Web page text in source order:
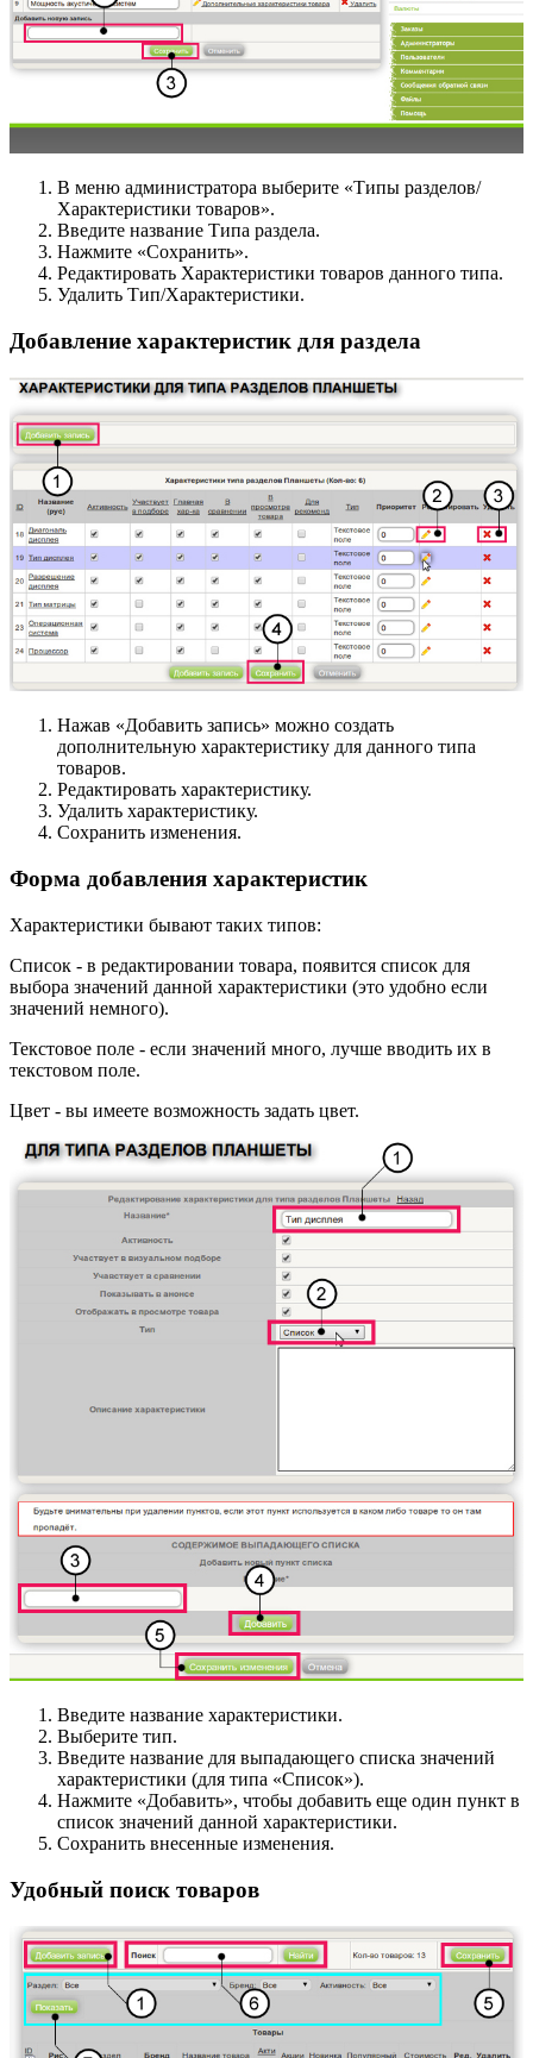
В меню администратора выберите «Типы разделов/
Характеристики товаров».
Введите название Типа раздела.
Нажмите «Сохранить».
Редактировать Характеристики товаров данного типа.
Удалить Тип/Характеристики.
Добавление характеристик для раздела
Нажав «Добавить запись» можно создать
дополнительную характеристику для данного типа
товаров.
Редактировать характеристику.
Удалить характеристику.
Сохранить изменения.
Форма добавления характеристик
Характеристики бывают таких типов:
Список - в редактировании товара, появится список для
выбора значений данной характеристики (это удобно если
значений немного).
Текстовое поле - если значений много, лучше вводить их в
текстовом поле.
Цвет - вы имеете возможность задать цвет.
Введите название характеристики.
Выберите тип.
Введите название для выпадающего списка значений
характеристики (для типа «Список»).
Нажмите «Добавить», чтобы добавить еще один пункт в
список значений данной характеристики.
Сохранить внесенные изменения.
Удобный поиск товаров